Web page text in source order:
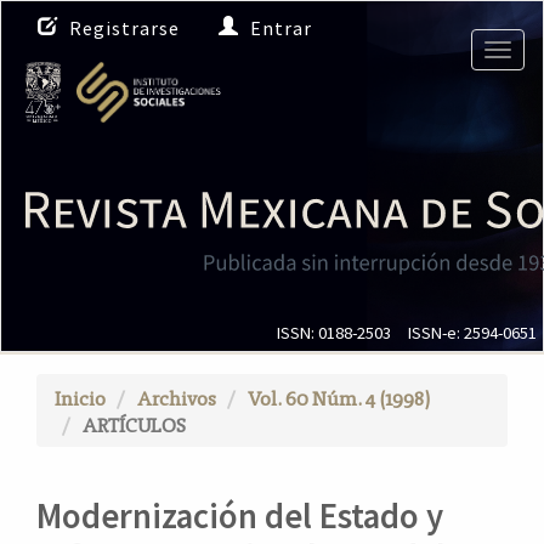
N
a
v
e
g
i
ó
n
c
C
Registrarse Entrar
ISSN: 0188-2503 ISSN-e: 2594-0651
Inicio Archivos
Vol. 60 Núm. 4 (1998)
ARTÍCULOS
Modernización del Estado y